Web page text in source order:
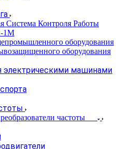
Система Контроля Работы
1М
оборудования
оборудования
электрическими машинами
частоты